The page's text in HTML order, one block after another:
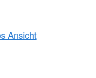
Ansicht